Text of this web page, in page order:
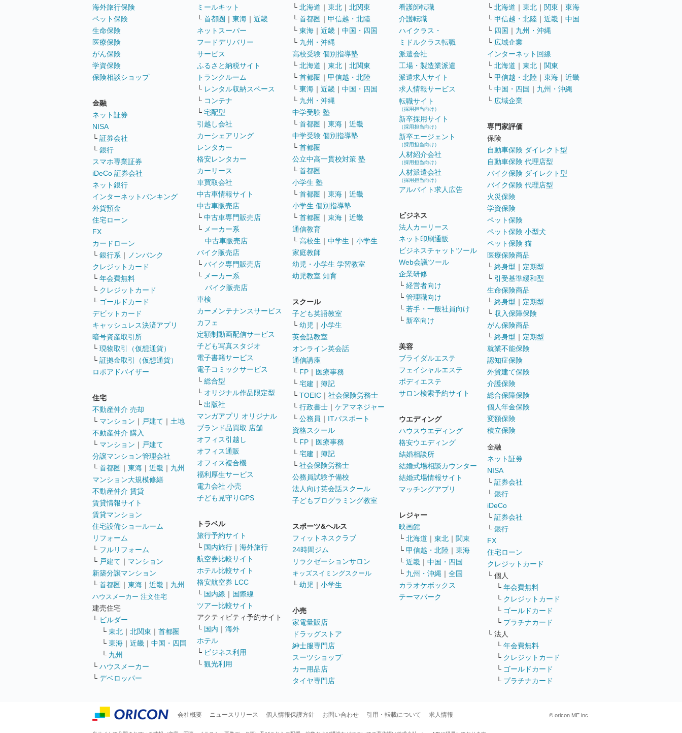
海外旅行保険
ペット保険
生命保険
医療保険
がん保険
学資保険
保険相談ショップ
金融
ネット証券
NISA
└ 証券会社
└ 銀行
スマホ専業証券
iDeCo 証券会社
ネット銀行
インターネットバンキング
外貨預金
住宅ローン
FX
カードローン
└ 銀行系 ｜
ノンバンク
クレジットカード
└ 年会費無料
└ クレジットカード
└ ゴールドカード
デビットカード
キャッシュレス決済アプリ
暗号資産取引所
└ 現物取引（仮想通貨）
└ 証拠金取引（仮想通貨）
ロボアドバイザー
住宅
不動産仲介 売却
└ マンション ｜ 戸建て ｜ 土地
不動産仲介 購入
└ マンション ｜ 戸建て
分譲マンション管理会社
└ 首都圏 ｜ 東海 ｜ 近畿 ｜ 九州
マンション大規模修繕
不動産仲介 賃貸
賃貸情報サイト
賃貸マンション
住宅設備ショールーム
リフォーム
└ フルリフォーム
└ 戸建て ｜ マンション
新築分譲マンション
└ 首都圏 ｜ 東海 ｜ 近畿 ｜ 九州
ハウスメーカー 注文住宅
建売住宅
└ ビルダー
└ 東北 ｜ 北関東 ｜ 首都圏
└ 東海 ｜ 近畿 ｜ 中国・四国
└ 九州
└ ハウスメーカー
└ デベロッパー
ミールキット
└ 首都圏 ｜ 東海 ｜ 近畿
ネットスーパー
フードデリバリー
サービス
ふるさと納税サイト
トランクルーム
└ レンタル収納スペース
└ コンテナ
└ 宅配型
引越し会社
カーシェアリング
レンタカー
格安レンタカー
カーリース
車買取会社
中古車情報サイト
中古車販売店
└ 中古車専門販売店
└ メーカー系
中古車販売店
バイク販売店
└ バイク専門販売店
└ メーカー系
バイク販売店
車検
カーメンテナンスサービス
カフェ
定額制動画配信サービス
子ども写真スタジオ
電子書籍サービス
電子コミックサービス
└ 総合型
└ オリジナル作品限定型
└ 出版社
マンガアプリ オリジナル
ブランド品買取 店舗
オフィス引越し
オフィス通販
オフィス複合機
福利厚生サービス
電力会社 小売
子ども見守りGPS
トラベル
旅行予約サイト
└ 国内旅行 ｜ 海外旅行
航空券比較サイト
ホテル比較サイト
格安航空券 LCC
└ 国内線 ｜ 国際線
ツアー比較サイト
アクティビティ予約サイト
└ 国内 ｜ 海外
ホテル
└ ビジネス利用
└ 観光利用
└ 北海道 ｜ 東北 ｜ 北関東
└ 首都圏 ｜ 甲信越・北陸
└ 東海 ｜ 近畿 ｜ 中国・四国
└ 九州・沖縄
高校受験 個別指導塾
└ 北海道 ｜ 東北 ｜ 北関東
└ 首都圏 ｜ 甲信越・北陸
└ 東海 ｜ 近畿 ｜ 中国・四国
└ 九州・沖縄
中学受験 塾
└ 首都圏 ｜ 東海 ｜ 近畿
中学受験 個別指導塾
└ 首都圏
公立中高一貫校対策 塾
└ 首都圏
小学生 塾
└ 首都圏 ｜ 東海 ｜ 近畿
小学生 個別指導塾
└ 首都圏 ｜ 東海 ｜ 近畿
通信教育
└ 高校生 ｜ 中学生 ｜ 小学生
家庭教師
幼児・小学生 学習教室
幼児教室 知育
スクール
子ども英語教室
└ 幼児 ｜ 小学生
英会話教室
オンライン英会話
通信講座
└ FP ｜ 医療事務
└ 宅建 ｜ 簿記
└ TOEIC ｜ 社会保険労務士
└ 行政書士 ｜ ケアマネジャー
└ 公務員 ｜ ITパスポート
資格スクール
└ FP ｜ 医療事務
└ 宅建 ｜ 簿記
└ 社会保険労務士
公務員試験予備校
法人向け英会話スクール
子どもプログラミング教室
スポーツ&ヘルス
フィットネスクラブ
24時間ジム
リラクゼーションサロン
キッズスイミングスクール
└ 幼児 ｜ 小学生
小売
家電量販店
ドラッグストア
紳士服専門店
スーツショップ
カー用品店
タイヤ専門店
看護師転職
介護転職
ハイクラス・
ミドルクラス転職
派遣会社
工場・製造業派遣
派遣求人サイト
求人情報サービス
転職サイト
（採用担当向け）
新卒採用サイト
（採用担当向け）
新卒エージェント
（採用担当向け）
人材紹介会社
（採用担当向け）
人材派遣会社
（採用担当向け）
アルバイト求人広告
ビジネス
法人カーリース
ネット印刷通販
ビジネスチャットツール
Web会議ツール
企業研修
└ 経営者向け
└ 管理職向け
└ 若手・一般社員向け
└ 新卒向け
美容
ブライダルエステ
フェイシャルエステ
ボディエステ
サロン検索予約サイト
ウエディング
ハウスウエディング
格安ウエディング
結婚相談所
結婚式場相談カウンター
結婚式場情報サイト
マッチングアプリ
レジャー
映画館
└ 北海道 ｜ 東北 ｜ 関東
└ 甲信越・北陸 ｜ 東海
└ 近畿 ｜ 中国・四国
└ 九州・沖縄 ｜ 全国
カラオケボックス
テーマパーク
└ 北海道 ｜ 東北 ｜ 関東 ｜ 東海
└ 甲信越・北陸 ｜ 近畿 ｜ 中国
└ 四国 ｜ 九州・沖縄
└ 広域企業
インターネット回線
└ 北海道 ｜ 東北 ｜ 関東
└ 甲信越・北陸 ｜ 東海 ｜ 近畿
└ 中国・四国 ｜ 九州・沖縄
└ 広域企業
専門家評価
保険
自動車保険 ダイレクト型
自動車保険 代理店型
バイク保険 ダイレクト型
バイク保険 代理店型
火災保険
学資保険
ペット保険
ペット保険 小型犬
ペット保険 猫
医療保険商品
└ 終身型 ｜ 定期型
└ 引受基準緩和型
生命保険商品
└ 終身型 ｜ 定期型
└ 収入保障保険
がん保険商品
└ 終身型 ｜ 定期型
就業不能保険
認知症保険
外貨建て保険
介護保険
総合保障保険
個人年金保険
変額保険
積立保険
金融
ネット証券
NISA
└ 証券会社
└ 銀行
iDeCo
└ 証券会社
└ 銀行
FX
住宅ローン
クレジットカード
└ 個人
└ 年会費無料
└ クレジットカード
└ ゴールドカード
└ プラチナカード
└ 法人
└ 年会費無料
└ クレジットカード
└ ゴールドカード
└ プラチナカード
会社概要 ニュースリリース 個人情報保護方針 お問い合わせ 引用・転載について 求人情報 © oricon ME inc.